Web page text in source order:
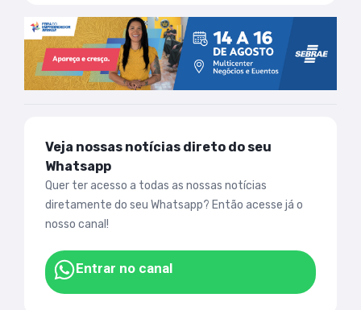
Veja nossas notícias direto do seu
Whatsapp
Quer ter acesso a todas as nossas notícias
diretamente do seu Whatsapp? Então acesse já o
nosso canal!
Entrar no canal